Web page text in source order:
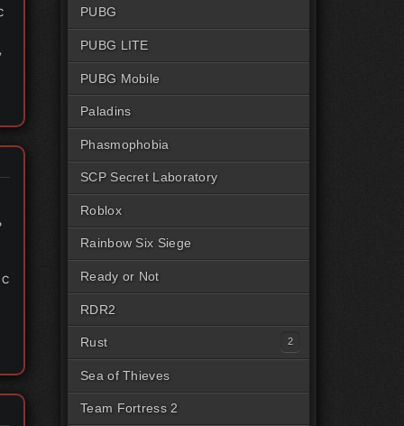
PUBG
PUBG LITE
PUBG Mobile
Paladins
Phasmophobia
SCP Secret Laboratory
Roblox
Rainbow Six Siege
Ready or Not
RDR2
Rust
Читы на Rust Steam
Читы на Rust Пиратка
Sea of Thieves
Team Fortress 2